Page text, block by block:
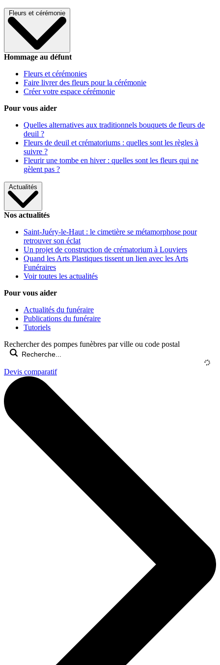
Fleurs et cérémonie
Hommage au défunt
Fleurs et cérémonies
Faire livrer des fleurs pour la cérémonie
Créer votre espace cérémonie
Pour vous aider
Quelles alternatives aux traditionnels bouquets de fleurs de
deuil ?
Fleurs de deuil et crématoriums : quelles sont les règles à
suivre ?
Fleurir une tombe en hiver : quelles sont les fleurs qui ne
gèlent pas ?
Actualités
Nos actualités
Saint-Juéry-le-Haut : le cimetière se métamorphose pour
retrouver son éclat
Un projet de construction de crématorium à Louviers
Quand les Arts Plastiques tissent un lien avec les Arts
Funéraires
Voir toutes les actualités
Pour vous aider
Actualités du funéraire
Publications du funéraire
Tutoriels
Rechercher des pompes funèbres par ville ou code postal
Devis comparatif